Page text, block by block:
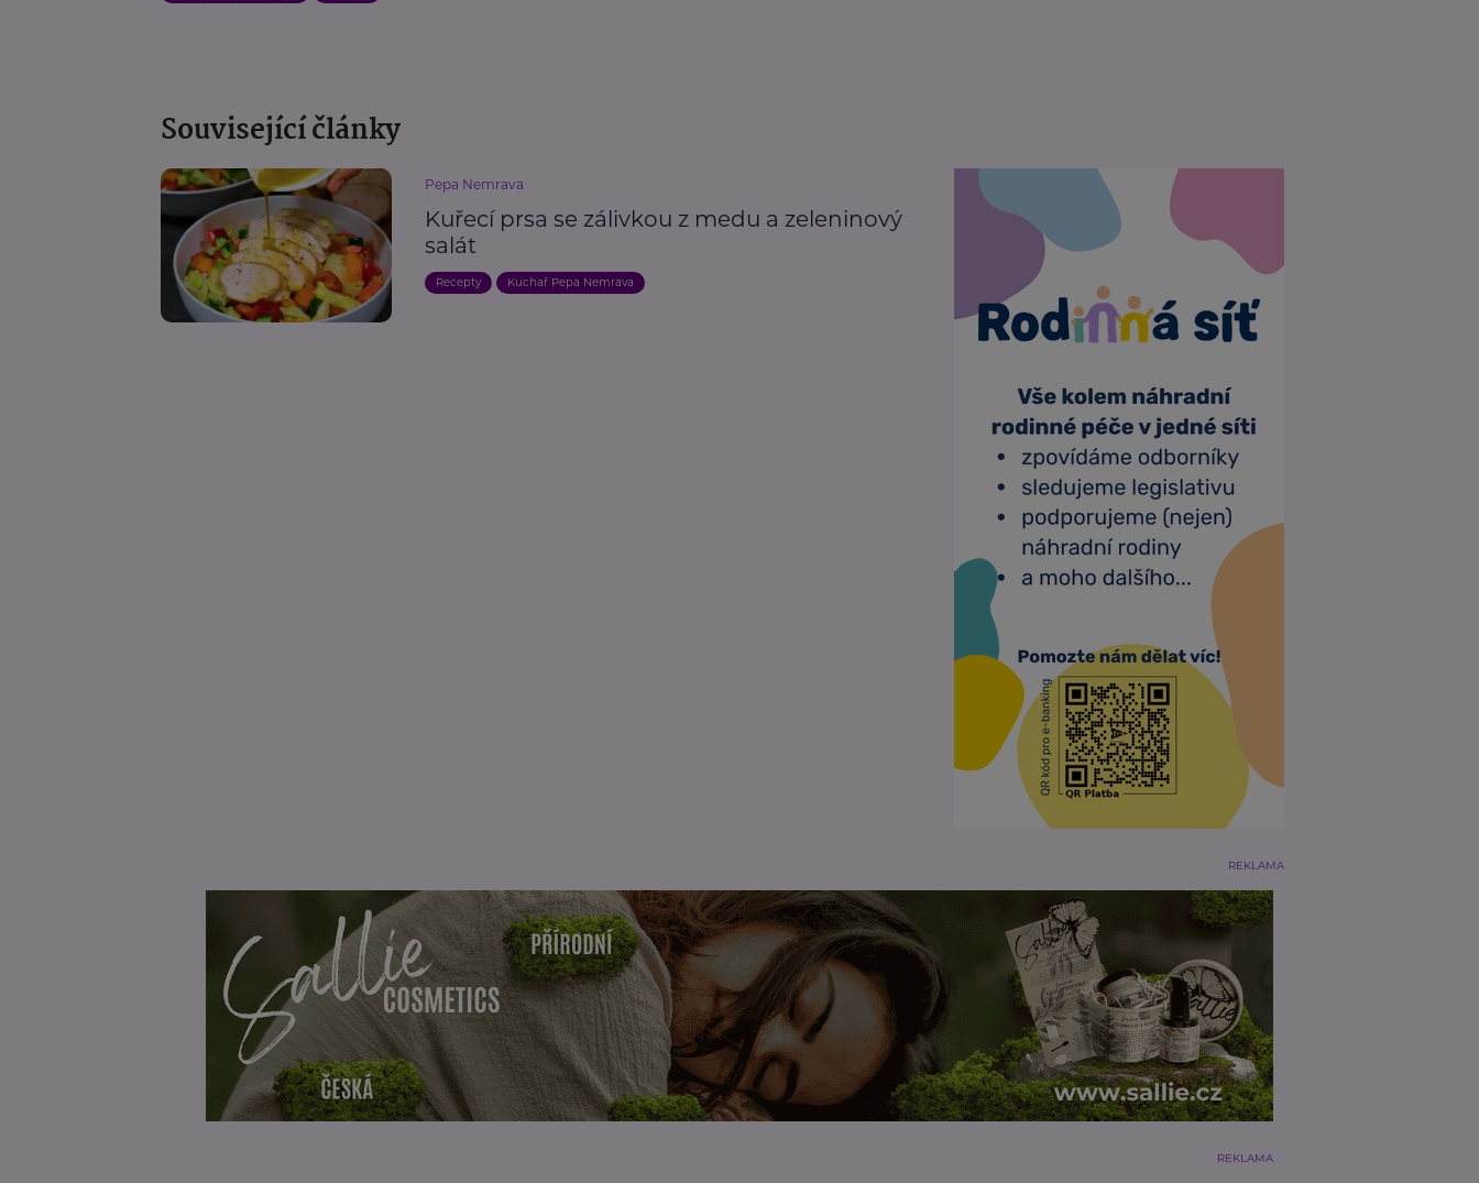
Související články
Pepa Nemrava
Kuřecí prsa se zálivkou z medu a zeleninový
salát
Recepty Kuchař Pepa Nemrava
REKLAMA
REKLAMA